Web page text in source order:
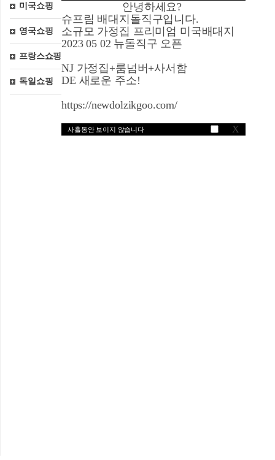
안녕하세요?
슈프림 배대지돌직구입니다.
소규모 가정집 프리미엄 미국배대지
2023 05 02 뉴돌직구 오픈
NJ 가정집+룸넘버+사서함
DE 새로운 주소!
https://newdolzikgoo.com/
사흘동안 보이지 않습니다 X
미국쇼핑
영국쇼핑
프랑스쇼핑
독일쇼핑